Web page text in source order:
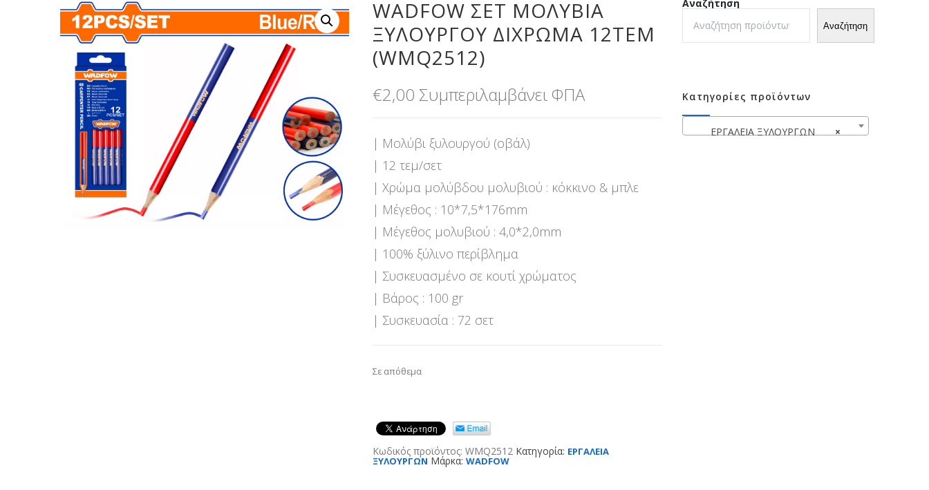
WADFOW ΣΕΤ ΜΟΛΥΒΙΑ
ΞΥΛΟΥΡΓΟΥ ΔΙΧΡΩΜΑ 12ΤΕΜ
(WMQ2512)
€2,00 Συμπεριλαμβάνει ΦΠΑ
| Μολύβι ξυλουργού (οβάλ)
| 12 τεμ/σετ
| Χρώμα μολύβδου μολυβιού : κόκκινο & μπλε
| Μέγεθος : 10*7,5*176mm
| Μέγεθος μολυβιού : 4,0*2,0mm
| 100% ξύλινο περίβλημα
| Συσκευασμένο σε κουτί χρώματος
| Βάρος : 100 gr
| Συσκευασία : 72 σετ
Σε απόθεμα
Κωδικός προϊόντος:WMQ2512 Κατηγορία: ΕΡΓΑΛΕΙΑ
ΞΥΛΟΥΡΓΩΝ Μάρκα:WADFOW
Αναζήτηση
Αναζήτηση
Κατηγορίες προϊόντων
×
ΕΡΓΑΛΕΙΑ ΞΥΛΟΥΡΓΩΝ